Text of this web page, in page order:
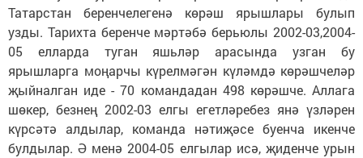
Татарстан беренчелегенә көрәш ярышлары булып
узды. Тарихта беренче мәртәбә берьюлы 2002-03,2004-
05 елларда туган яшьләр арасында узган бу
ярышларга моңарчы күрелмәгән күләмдә көрәшчеләр
җыйналган иде - 70 командадан 498 көрәшче. Аллага
шөкер, безнең 2002-03 елгы егетләребез янә үзләрен
күрсәтә алдылар, команда нәтиҗәсе буенча икенче
булдылар. Ә менә 2004-05 елгылар исә, җиденче урын